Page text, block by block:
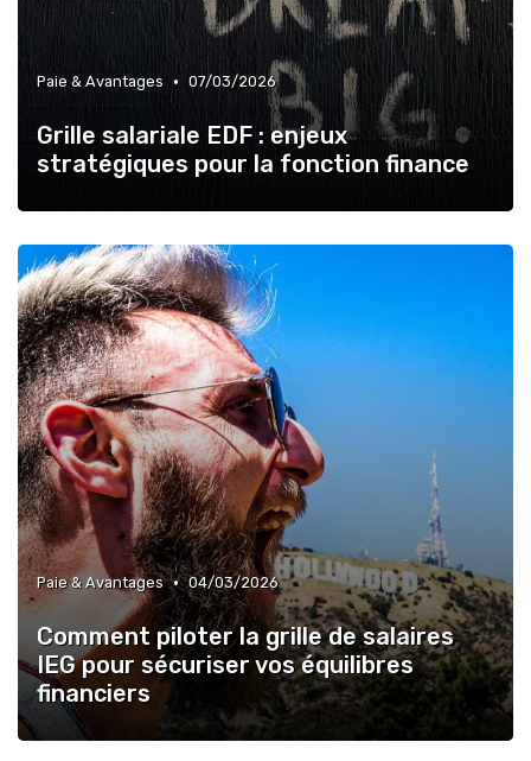
Paie & Avantages • 07/03/2026
Grille salariale EDF : enjeux
stratégiques pour la fonction finance
Paie & Avantages • 04/03/2026
Comment piloter la grille de salaires
IEG pour sécuriser vos équilibres
financiers